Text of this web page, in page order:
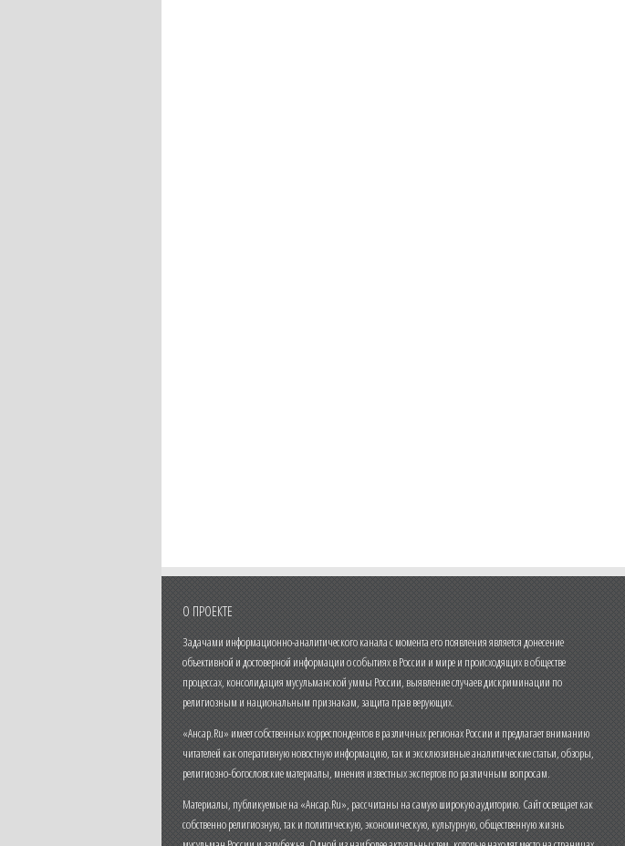
О ПРОЕКТЕ
Задачами информационно-аналитического канала с момента его появления является донесение
объективной и достоверной информации о событиях в России и мире и происходящих в обществе
процессах, консолидация мусульманской уммы России, выявление случаев дискриминации по
религиозным и национальным признакам, защита прав верующих.
«Ансар.Ru» имеет собственных корреспондентов в различных регионах России и предлагает вниманию
читателей как оперативную новостную информацию, так и эксклюзивные аналитические статьи, обзоры,
религиозно-богословские материалы, мнения известных экспертов по различным вопросам.
Материалы, публикуемые на «Ансар.Ru», рассчитаны на самую широкую аудиторию. Сайт освещает как
собственно религиозную, так и политическую, экономическую, культурную, общественную жизнь